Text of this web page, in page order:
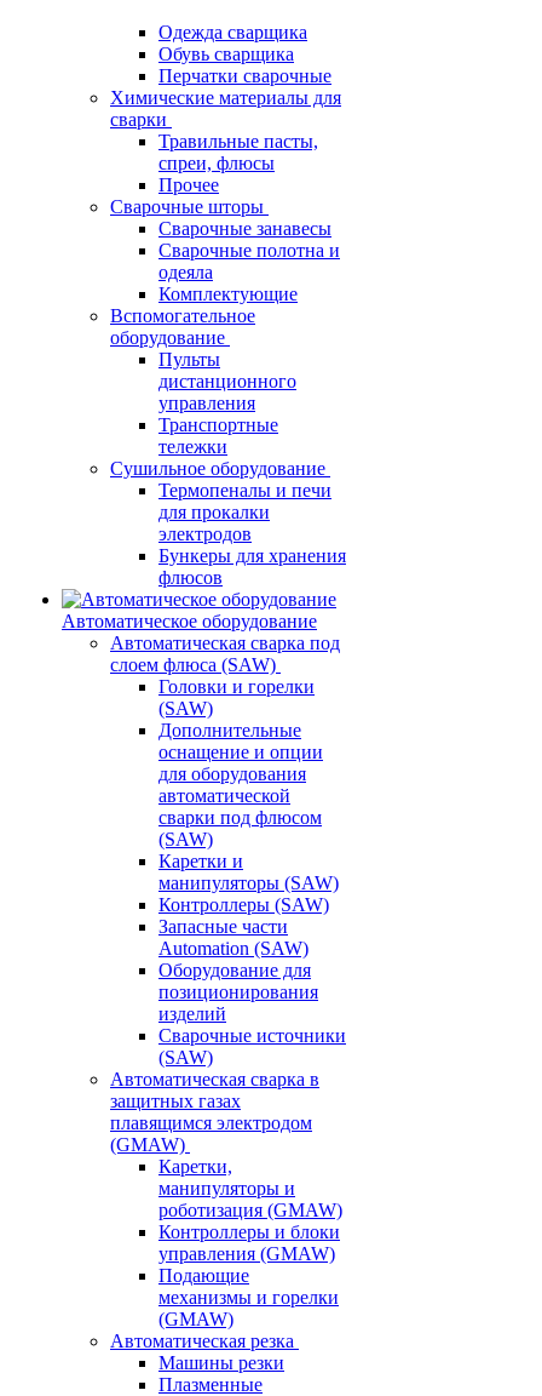
Одежда сварщика
Обувь сварщика
Перчатки сварочные
Химические материалы для
сварки
Травильные пасты,
спреи, флюсы
Прочее
Сварочные шторы
Сварочные занавесы
Сварочные полотна и
одеяла
Комплектующие
Вспомогательное
оборудование
Пульты
дистанционного
управления
Транспортные
тележки
Сушильное оборудование
Термопеналы и печи
для прокалки
электродов
Бункеры для хранения
флюсов
Автоматическое оборудование
Автоматическая сварка под
слоем флюса (SAW)
Головки и горелки
(SAW)
Дополнительные
оснащение и опции
для оборудования
автоматической
сварки под флюсом
(SAW)
Каретки и
манипуляторы (SAW)
Контроллеры (SAW)
Запасные части
Automation (SAW)
Оборудование для
позиционирования
изделий
Сварочные источники
(SAW)
Автоматическая сварка в
защитных газах
плавящимся электродом
(GMAW)
Каретки,
манипуляторы и
роботизация (GMAW)
Контроллеры и блоки
управления (GMAW)
Подающие
механизмы и горелки
(GMAW)
Автоматическая резка
Машины резки
Плазменные